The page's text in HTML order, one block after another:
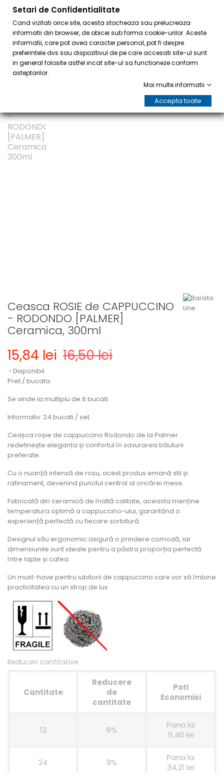
Ceasca ROSIE de CAPPUCCINO
- RODONDO [PALMER]
Ceramica, 300ml
15,84 lei 16,50 lei
Disponibil
Pret / bucata.
Se vinde la multiplu de 6 bucati.
Informativ: 24 bucati / set.
Ceașca roșie de cappuccino Rodondo de la Palmer
redefinește eleganța și confortul în savurarea băuturii
preferate.
Cu o nuanță intensă de roșu, acest produs emană stil și
rafinament, devenind punctul central al oricărei mese.
Fabricată din ceramică de înaltă calitate, aceasta menține
temperatura optimă a cappuccino-ului, garantând o
experiență perfectă cu fiecare sorbitură.
Designul său ergonomic asigură o prindere comodă, iar
dimensiunile sunt ideale pentru a păstra proporția perfectă
între lapte și cafea.
Un must-have pentru iubitorii de cappuccino care vor să îmbine
practicitatea cu un strop de lux.
Reduceri cantitative
Cantitate
Reducere
de
cantitate
Poti
Economisi
12 6%
Pana la:
11,40 lei
24 9%
Pana la:
34,21 lei
Setari de Confidentialitate
Cand vizitati orice site, acesta stocheaza sau prelucreaza
informatii din browser, de obicei sub forma cookie-urilor. Aceste
informatii, care pot avea caracter personal, pot fi despre
preferintele dvs sau dispozitivul de pe care accesati site-ul sunt
in general folosite astfel incat site-ul sa functioneze conform
asteptarilor.
Mai multe informatii
Accepta toate